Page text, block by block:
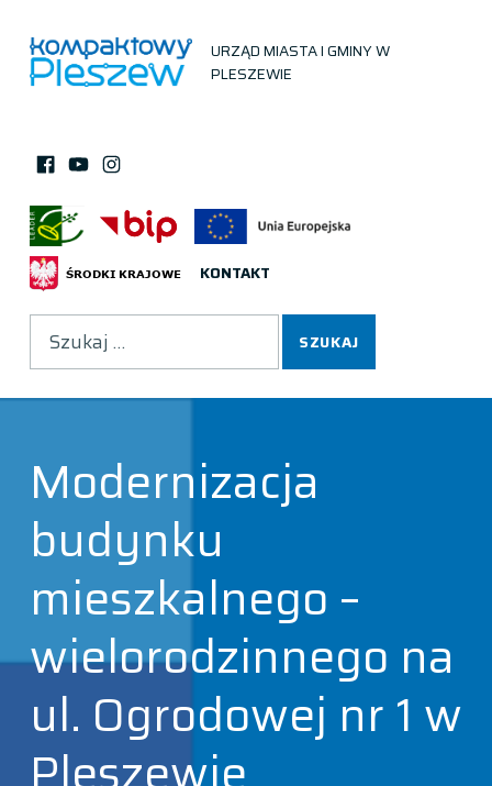
URZĄD MIASTA I GMINY W
PLESZEWIE
Facebook
You TubeInstagram
KONTAKT
Wyszukiwanie
Modernizacja
budynku
mieszkalnego –
wielorodzinnego na
ul. Ogrodowej nr 1 w